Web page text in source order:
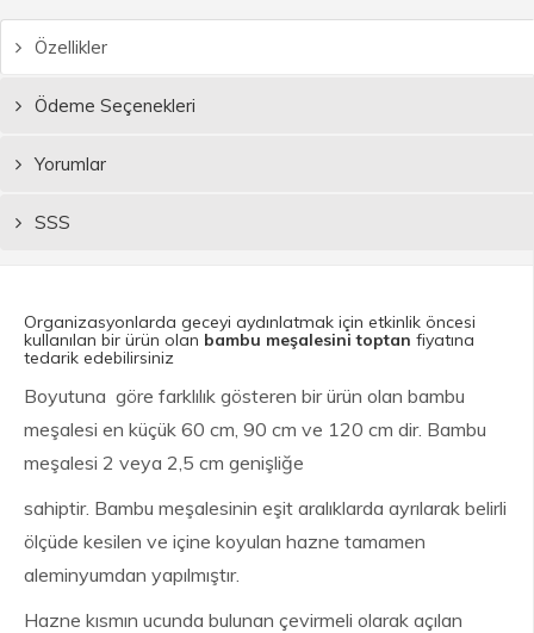
Özellikler
Ödeme Seçenekleri
Yorumlar
SSS
Organizasyonlarda geceyi aydınlatmak için etkinlik öncesi
kullanılan bir ürün olan bambu meşalesini toptan fiyatına
tedarik edebilirsiniz
Boyutuna göre farklılık gösteren bir ürün olan bambu
meşalesi en küçük 60 cm, 90 cm ve 120 cm dir. Bambu
meşalesi 2 veya 2,5 cm genişliğe
sahiptir. Bambu meşalesinin eşit aralıklarda ayrılarak belirli
ölçüde kesilen ve içine koyulan hazne tamamen
aleminyumdan yapılmıştır.
Hazne kısmın ucunda bulunan çevirmeli olarak açılan